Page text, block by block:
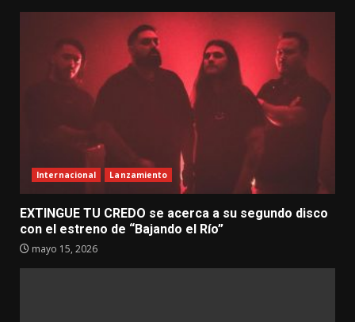
Internacional Lanzamiento
EXTINGUE TU CREDO se acerca a su segundo disco
con el estreno de “Bajando el Río”
mayo 15, 2026